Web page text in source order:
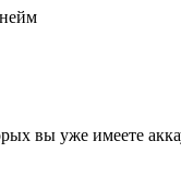
вы уже имеете